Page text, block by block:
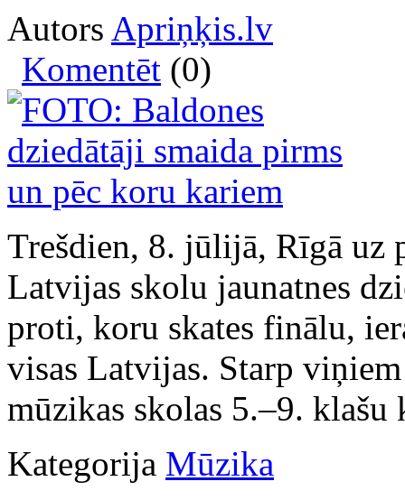
Autors Apriņķis.lv
Komentēt (0)
Trešdien, 8. jūlijā, Rīgā
Latvijas skolu jaunatnes
proti, koru skates finālu,
visas Latvijas. Starp
mūzikas skolas 5.–9. klašu
Kategorija Mūzika